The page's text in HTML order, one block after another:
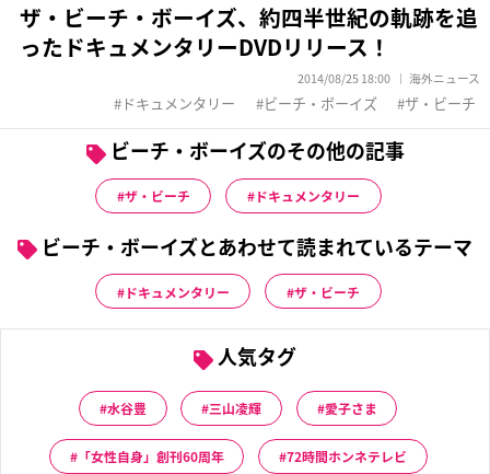
ザ・ビーチ・ボーイズ、約四半世紀の軌跡を追
ったドキュメンタリーDVDリリース！
2014/08/25 18:00 海外ニュース
ドキュメンタリー ビーチ・ボーイズ ザ・ビーチ
ビーチ・ボーイズのその他の記事
ザ・ビーチ ドキュメンタリー
ビーチ・ボーイズとあわせて読まれているテーマ
ドキュメンタリー ザ・ビーチ
人気タグ
水谷豊 三山凌輝 愛子さま
「女性自身」創刊60周年 72時間ホンネテレビ